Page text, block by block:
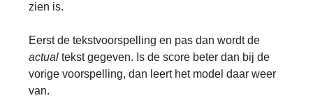
zien is.
Eerst de tekstvoorspelling en pas dan wordt de
actual tekst gegeven. Is de score beter dan bij de
vorige voorspelling, dan leert het model daar weer
van.